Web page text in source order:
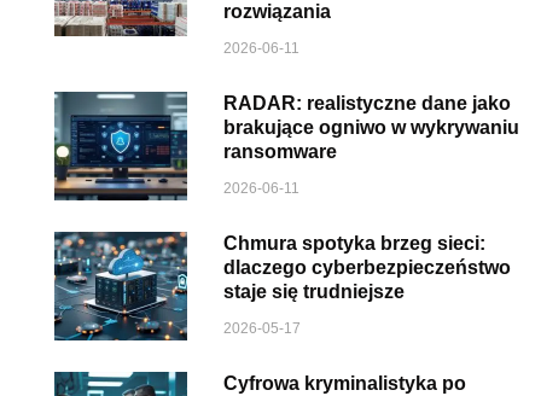
rozwiązania
2026-06-11
RADAR: realistyczne dane jako
brakujące ogniwo w wykrywaniu
ransomware
2026-06-11
Chmura spotyka brzeg sieci:
dlaczego cyberbezpieczeństwo
staje się trudniejsze
2026-05-17
Cyfrowa kryminalistyka po